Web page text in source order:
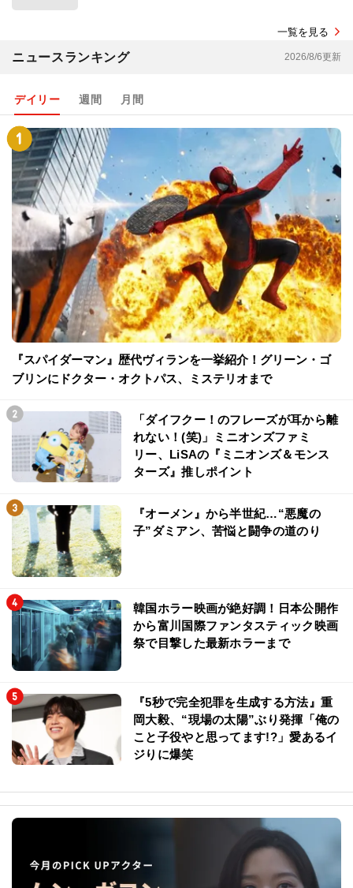
一覧を見る
ニュースランキング 2026/8/6更新
デイリー 週間 月間
『スパイダーマン』歴代ヴィランを一挙紹介！グリーン・ゴ
ブリンにドクター・オクトパス、ミステリオまで
「ダイフクー！のフレーズが耳から離
れない！(笑)」ミニオンズファミ
リー、LiSAの『ミニオンズ＆モンス
ターズ』推しポイント
『オーメン』から半世紀…“悪魔の
子”ダミアン、苦悩と闘争の道のり
韓国ホラー映画が絶好調！日本公開作
から富川国際ファンタスティック映画
祭で目撃した最新ホラーまで
『5秒で完全犯罪を生成する方法』重
岡大毅、“現場の太陽”ぶり発揮「俺の
こと子役やと思ってます!?」愛あるイ
ジりに爆笑